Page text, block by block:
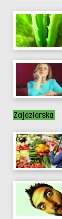
Zajezierska